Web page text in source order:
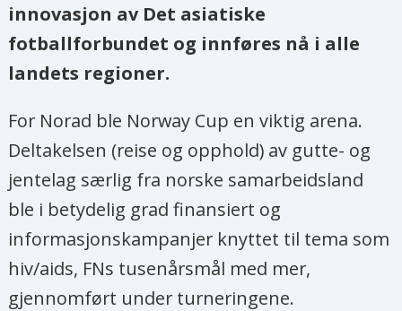
innovasjon av Det asiatiske
fotballforbundet og innføres nå i alle
landets regioner.
For Norad ble Norway Cup en viktig arena.
Deltakelsen (reise og opphold) av gutte- og
jentelag særlig fra norske samarbeidsland
ble i betydelig grad finansiert og
informasjonskampanjer knyttet til tema som
hiv/aids, FNs tusenårsmål med mer,
gjennomført under turneringene.